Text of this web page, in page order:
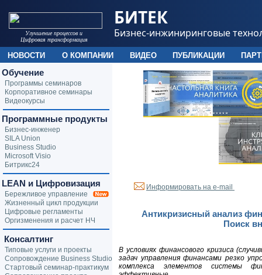
Информировать на e-mail
Антикризисный анализ
Поиск
В условиях финансового кризиса
задач управления финансами резко
комплекса элементов системы
Обучение
Программы семинаров
Корпоративное семинары
Видеокурсы
Программные продукты
Бизнес-инженер
SILA Union
Business Studio
Microsoft Visio
Битрикс24
LEAN и Цифровизация
Бережливое управление
Жизненный цикл продукции
Цифровые регламенты
Оргизменения и расчет НЧ
Консалтинг
Типовые услуги и проекты
Сопровождение Business Studio
Стартовый семинар-практикум
Улучшение процессов и
Цифровая трансформация
БИТЕК
Бизнес-инжиниринговые
НОВОСТИ О КОМПАНИИ ВИДЕО ПУБЛИКАЦИИ